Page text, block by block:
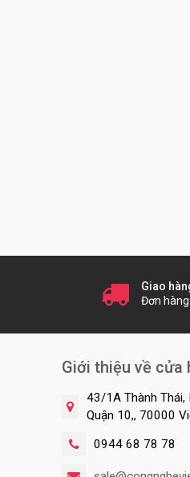
Giao
Đơn
Giới thiệu về cửa
43/1A Thành Thái,
Quận 10,, 70000
0944 68 78 78